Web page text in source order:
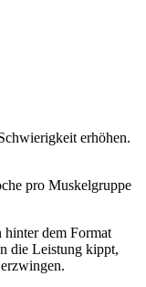
erhöhen.
pro Muskelgruppe
hinter dem Format
die Leistung kippt,